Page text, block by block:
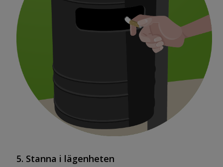
5. Stanna i lägenheten